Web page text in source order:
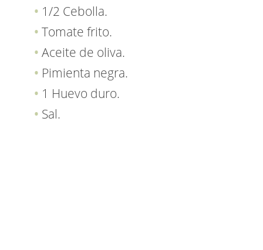
1/2 Cebolla.
Tomate frito.
Aceite de oliva.
Pimienta negra.
1 Huevo duro.
Sal.